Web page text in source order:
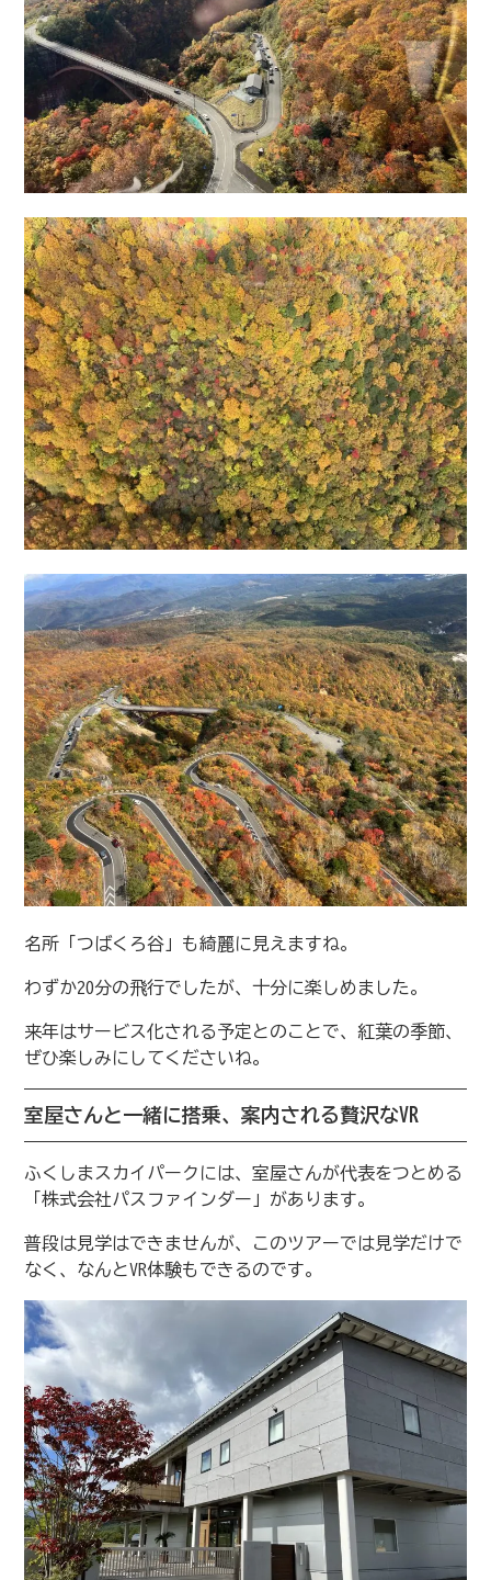
名所「つばくろ谷」も綺麗に見えますね。
わずか20分の飛行でしたが、十分に楽しめました。
来年はサービス化される予定とのことで、紅葉の季節、
ぜひ楽しみにしてくださいね。
室屋さんと一緒に搭乗、案内される贅沢なVR
ふくしまスカイパークには、室屋さんが代表をつとめる
「株式会社パスファインダー」があります。
普段は見学はできませんが、このツアーでは見学だけで
なく、なんとVR体験もできるのです。